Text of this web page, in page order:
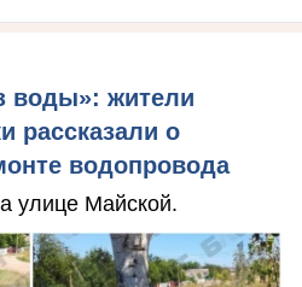
воды»: жители
рассказали о
водопровода
улице Майской.